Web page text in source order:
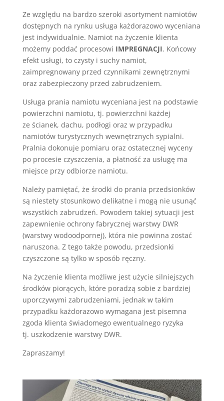
Ze względu na bardzo szeroki asortyment namiotów
dostępnych na rynku usługa każdorazowo wyceniana
jest indywidualnie. Namiot na życzenie klienta
możemy poddać procesowi IMPREGNACJI. Końcowy
efekt usługi, to czysty i suchy namiot,
zaimpregnowany przed czynnikami zewnętrznymi
oraz zabezpieczony przed zabrudzeniem.
Usługa prania namiotu wyceniana jest na podstawie
powierzchni namiotu, tj. powierzchni każdej
ze ścianek, dachu, podłogi oraz w przypadku
namiotów turystycznych wewnętrznych sypialni.
Pralnia dokonuje pomiaru oraz ostatecznej wyceny
po procesie czyszczenia, a płatność za usługę ma
miejsce przy odbiorze namiotu.
Należy pamiętać, że środki do prania przedsionków
są niestety stosunkowo delikatne i mogą nie usunąć
wszystkich zabrudzeń. Powodem takiej sytuacji jest
zapewnienie ochrony fabrycznej warstwy DWR
(warstwy wodoodpornej), która nie powinna zostać
naruszona. Z tego także powodu, przedsionki
czyszczone są tylko w sposób ręczny.
Na życzenie klienta możliwe jest użycie silniejszych
środków piorących, które poradzą sobie z bardziej
uporczywymi zabrudzeniami, jednak w takim
przypadku każdorazowo wymagana jest pisemna
zgoda klienta świadomego ewentualnego ryzyka
tj. uszkodzenie warstwy DWR.
Zapraszamy!